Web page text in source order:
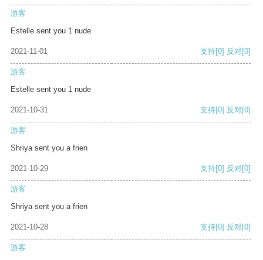
游客
Estelle sent you 1 nude
2021-11-01 支持[0] 反对[0]
游客
Estelle sent you 1 nude
2021-10-31 支持[0] 反对[0]
游客
Shriya sent you a frien
2021-10-29 支持[0] 反对[0]
游客
Shriya sent you a frien
2021-10-28 支持[0] 反对[0]
游客